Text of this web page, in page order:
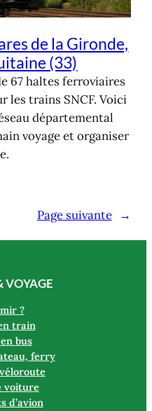
de la Gironde,
(33)
67 haltes ferroviaires
les trains SNCF. Voici
départemental
voyage et organiser
Page suivante →
VOYAGE
?
train
bus
ferry
voiture
d’avion